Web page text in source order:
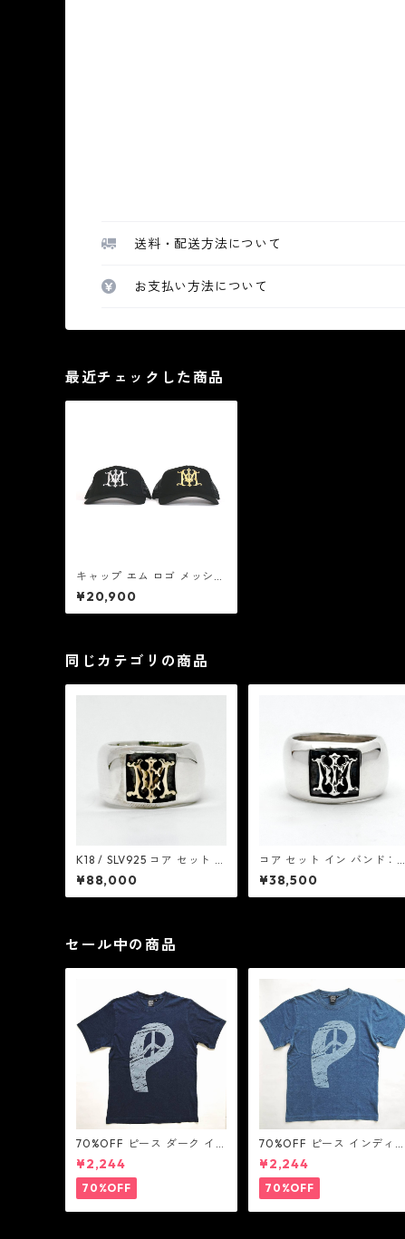
送料・配送方法について
お支払い方法について
最近チェックした商品
キャップ エム ロゴ メッシ
ュ：MICHAT ミックハット
¥20,900
同じカテゴリの商品
K18 / SLV925 コア セット イ
ン バンド：Coat of Arms
コート オブ アームス
¥88,000
コア セット イン バンド：C
oat of Arms コート オブ ア
ームス
¥38,500
セール中の商品
70%OFF ピース ダーク イ
ンディゴ Tシャツ：LOVE N'
PEACE N' ROCK ' ROLL ラ
ブ ン ピース ン ロック ン ロ
ール
¥2,244
70%OFF
70%OFF ピース インディゴ
Tシャツ：LOVE N' PEACE
N' ROCK ' ROLL ラブ ン ピ
ース ン ロック ン ロール
¥2,244
70%OFF